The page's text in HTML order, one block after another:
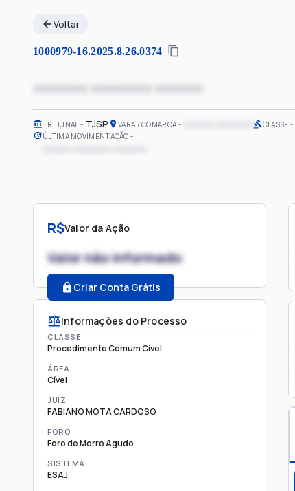
Voltar
1000979-16.2025.8.26.0374
xxxxxxxx xxxxxxxxx xxxxxxx
TRIBUNAL TJSP VARA / COMARCA CLASSE
ÚLTIMA MOVIMENTAÇÃO
R$Valor da Ação
Valor não informado
Criar Conta Grátis
Informações do Processo
CLASSE
Procedimento Comum Cível
ÁREA
Cível
JUIZ
FABIANO MOTA CARDOSO
FORO
Foro de Morro Agudo
SISTEMA
ESAJ